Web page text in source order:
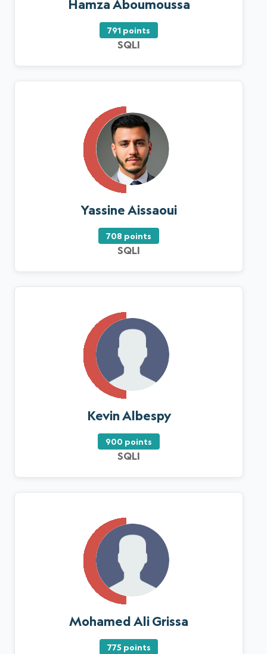
Hamza Aboumoussa
791 points
SQLI
Yassine Aissaoui
708 points
SQLI
Kevin Albespy
900 points
SQLI
Mohamed Ali Grissa
775 points